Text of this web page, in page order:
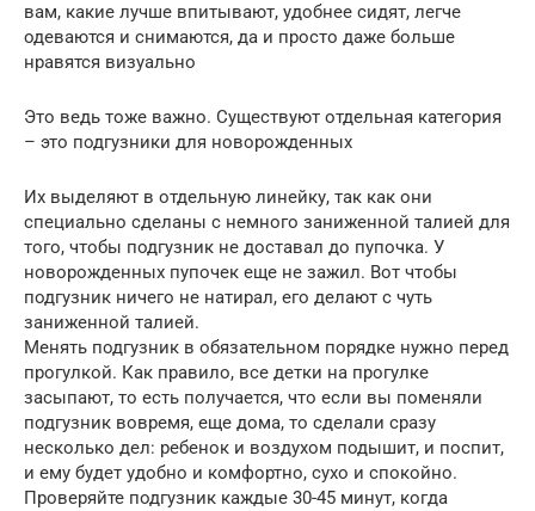
вам, какие лучше впитывают, удобнее сидят, легче
одеваются и снимаются, да и просто даже больше
нравятся визуально
Это ведь тоже важно. Существуют отдельная категория
– это подгузники для новорожденных
Их выделяют в отдельную линейку, так как они
специально сделаны с немного заниженной талией для
того, чтобы подгузник не доставал до пупочка. У
новорожденных пупочек еще не зажил. Вот чтобы
подгузник ничего не натирал, его делают с чуть
заниженной талией.
Менять подгузник в обязательном порядке нужно перед
прогулкой. Как правило, все детки на прогулке
засыпают, то есть получается, что если вы поменяли
подгузник вовремя, еще дома, то сделали сразу
несколько дел: ребенок и воздухом подышит, и поспит,
и ему будет удобно и комфортно, сухо и спокойно.
Проверяйте подгузник каждые 30-45 минут, когда